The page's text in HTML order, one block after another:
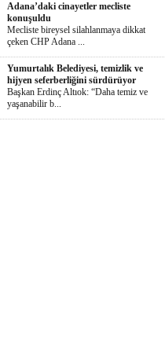
Adana’daki cinayetler mecliste
konuşuldu
Mecliste bireysel silahlanmaya dikkat
çeken CHP Adana ...
Yumurtalık Belediyesi, temizlik ve
hijyen seferberliğini sürdürüyor
Başkan Erdinç Altıok: “Daha temiz ve
yaşanabilir b...